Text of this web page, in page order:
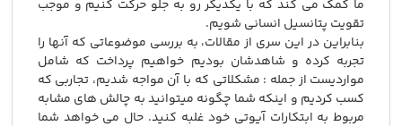
ما کمک می کند که با یکدیگر رو به جلو حرکت کنیم و موجب
تقویت پتانسیل انسانی شویم.
بنابراین در این سری از مقالات، به بررسی موضوعاتی که آنها را
تجربه کرده و شاهدشان بودیم خواهیم پرداخت که شامل
مواردیست از جمله : مشکلاتی که با آن مواجه شدیم، تجاربی که
کسب کردیم و اینکه شما چگونه میتوانید به چالش های مشابه
مربوط به ابتکارات آیوتی خود غلبه کنید. حال می خواهد شما